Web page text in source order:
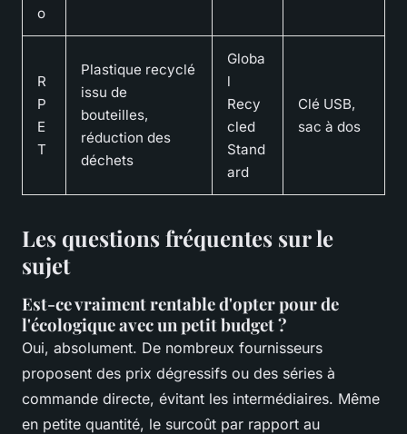
o
R
P
E
T
Plastique recyclé
issu de
bouteilles,
réduction des
déchets
Globa
l
Recy
cled
Stand
ard
Clé USB,
sac à dos
Les questions fréquentes sur le
sujet
Est-ce vraiment rentable d'opter pour de
l'écologique avec un petit budget ?
Oui, absolument. De nombreux fournisseurs
proposent des prix dégressifs ou des séries à
commande directe, évitant les intermédiaires. Même
en petite quantité, le surcoût par rapport au